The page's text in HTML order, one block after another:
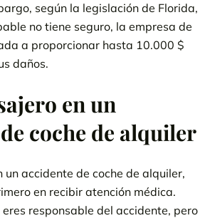
según la legislación de Florida,
no tiene seguro, la empresa de
a proporcionar hasta 10.000 $
daños.
en un
coche de alquiler
un accidente de coche de alquiler,
en recibir atención médica.
eres responsable del accidente, pero